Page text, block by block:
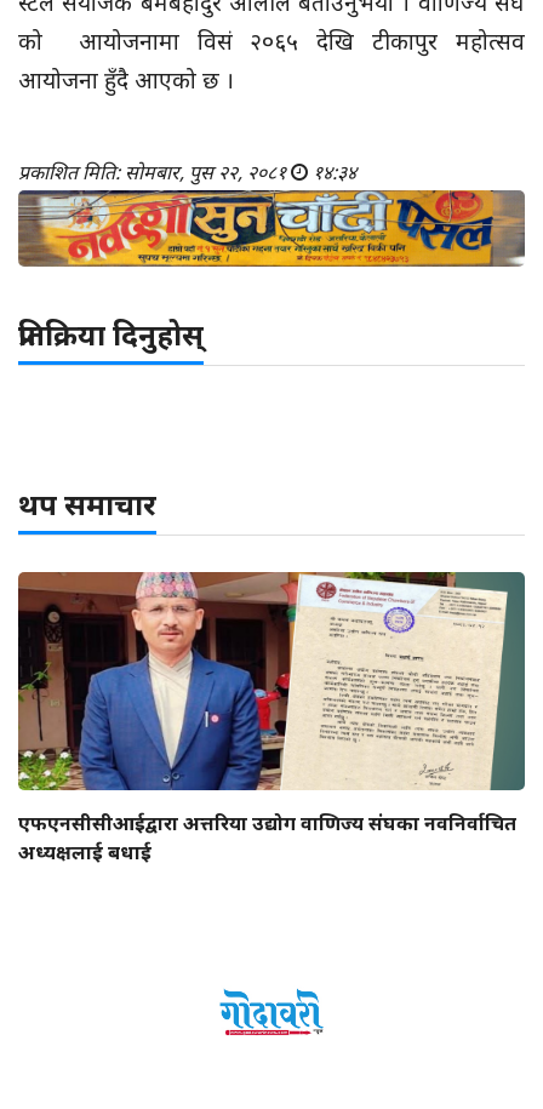
को आयोजनामा विसं २०६५ देखि टीकापुर महोत्सव
आयोजना हुँदै आएको छ ।
प्रकाशित मिति: सोमबार, पुस २२, २०८१ १४:३४
प्रतिक्रिया दिनुहोस्
थप समाचार
एफएनसीसीआईद्वारा अत्तरिया उद्योग वाणिज्य संघका नवनिर्वाचित
अध्यक्षलाई बधाई